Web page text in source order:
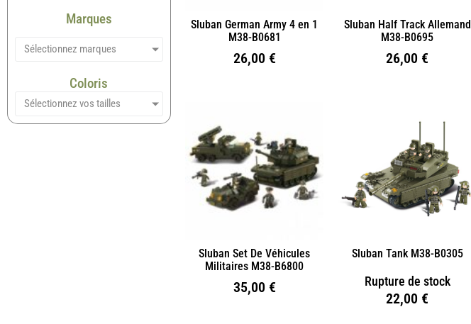
Marques
Sélectionnez marques
Coloris
Sélectionnez vos tailles
Sluban German Army 4 en 1
M38-B0681
26,00 €
Sluban Half Track Allemand
M38-B0695
26,00 €
Sluban Set De Véhicules
Militaires M38-B6800
35,00 €
Sluban Tank M38-B0305
Rupture de stock
22,00 €